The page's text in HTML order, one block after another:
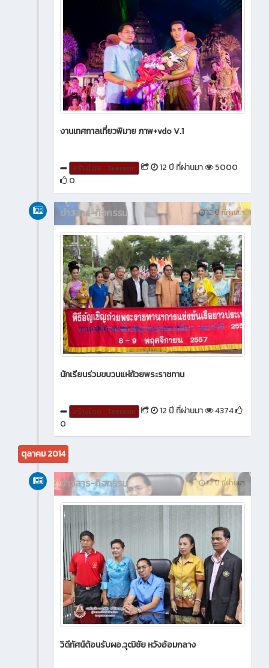
งานเทศกาลเที่ยวพิมาย ภาพ+vdo V.1
สร้างโดย : Teerasin 12 ปี ที่ผ่านมา
5000
0
12 ปี ที่ผ่านมา
ข่าวสาร-กิจกรรม
นักเรียนร่วมขบวนแห่ถ้วยพระราชทาน
สร้างโดย : Teerasin 12 ปี ที่ผ่านมา
4374
0
ตุลาคม 2014
12 ปี ที่ผ่านมา
ข่าวสาร-กิจกรรม
วิดีทัศน์ต้อนรับผอ.วุฒิชัย หวังอ้อมกลาง